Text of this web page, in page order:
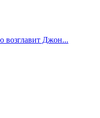
возглавит Джон...